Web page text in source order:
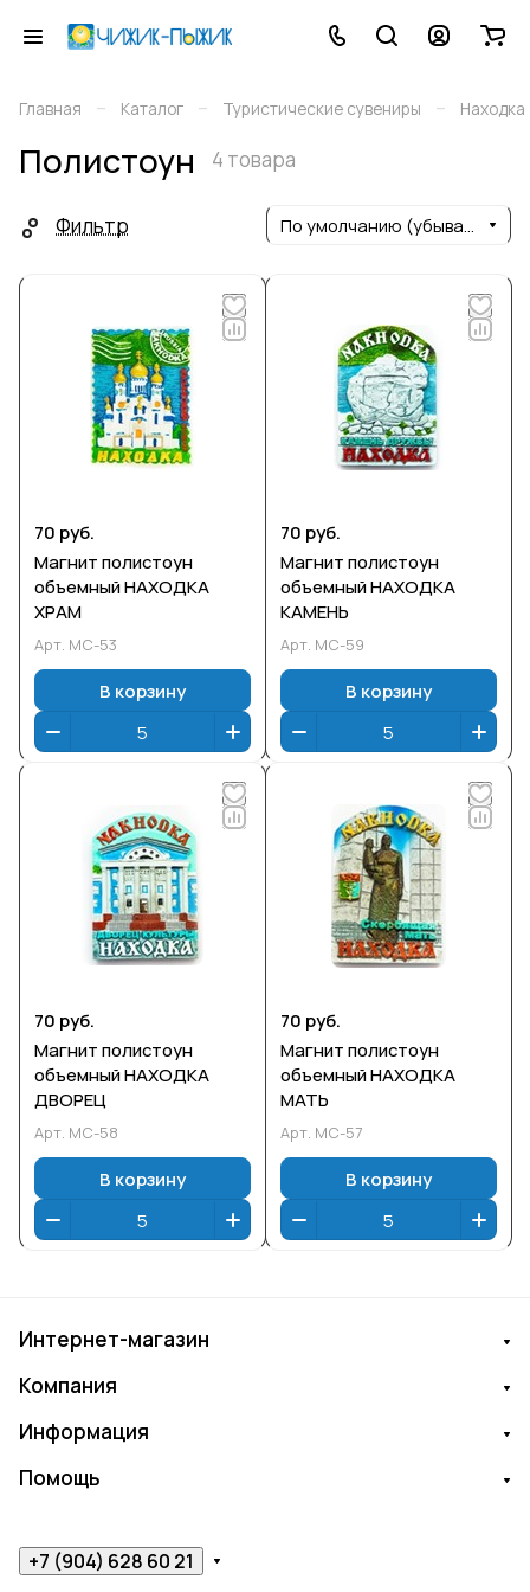
Главная – Каталог – Туристические сувениры – Находка
Полистоун 4 товара
Фильтр По умолчанию (убывание)
70 руб.
Магнит полистоун
объемный НАХОДКА
ХРАМ
Арт. МС-53
В корзину
70 руб.
Магнит полистоун
объемный НАХОДКА
КАМЕНЬ
Арт. МС-59
В корзину
70 руб.
Магнит полистоун
объемный НАХОДКА
ДВОРЕЦ
Арт. МС-58
В корзину
70 руб.
Магнит полистоун
объемный НАХОДКА
МАТЬ
Арт. МС-57
В корзину
Интернет-магазин
Компания
Информация
Помощь
+7 (904) 628 60 21